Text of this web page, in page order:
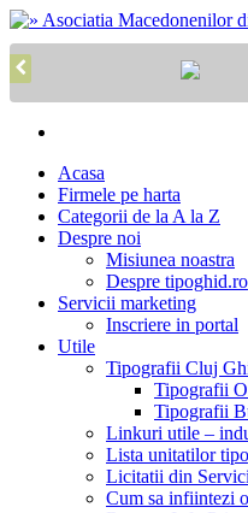
Acasa
Firmele pe harta
Categorii de la A la Z
Despre noi
Misiunea noastra
Despre tipoghid.ro
Servicii marketing
Inscriere in portal
Utile
Tipografii Cluj
Tipografii
Tipografii
Linkuri utile –
Lista unitatilor
Licitatii din
Cum sa infiintezi